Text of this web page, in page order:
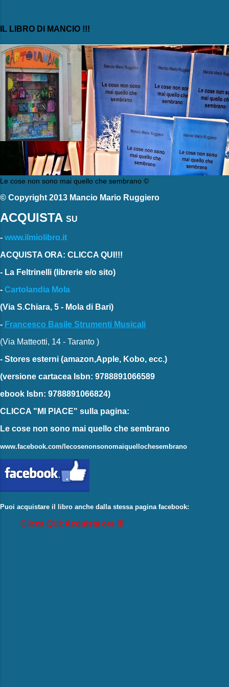
IL LIBRO DI MANCIO !!!
Le cose non sono mai quello che sembrano ©
© Copyright 2013 Mancio Mario Ruggiero
ACQUISTA SU
- www.ilmiolibro.it
ACQUISTA ORA: CLICCA QUI!!!
- La Feltrinelli (librerie e/o sito)
- Cartolandia Mola
(Via S.Chiara, 5 - Mola di Bari)
- Francesco Basile Strumenti Musicali
(Via Matteotti, 14 - Taranto )
- Stores esterni (amazon,Apple, Kobo, ecc.)
(versione cartacea Isbn: 9788891066589
ebook Isbn: 9788891066824)
CLICCA "MI PIACE" sulla pagina:
Le cose non sono mai quello che sembrano
www.facebook.com/lecosenonsonomaiquellochesembrano
Puoi acquistare il libro anche dalla stessa pagina facebook:
Clicca QUI: Acquista ora !!!